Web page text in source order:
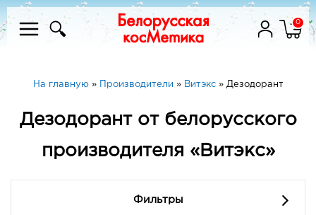
0
На главную» Производители » Витэкс» Дезодорант
Дезодорант от белорусского
производителя «Витэкс»
Фильтры